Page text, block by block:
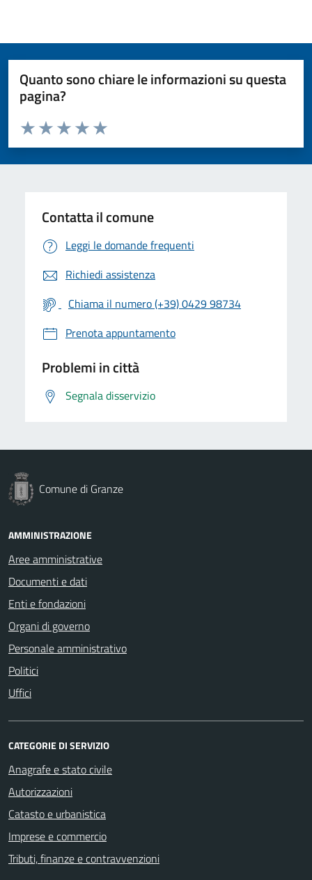
Quanto sono chiare le informazioni su questa
pagina?
Valuta da 1 a 5 stelle la pagina
Valuta 5 stelle su 5
Valuta 4 stelle su 5
Valuta 3 stelle su 5
Valuta 2 stelle su 5
Valuta 1 stelle su 5
Contatta il comune
Leggi le domande frequenti
Richiedi assistenza
Chiama il numero (+39) 0429 98734
Prenota appuntamento
Problemi in città
Segnala disservizio
Comune di Granze
AMMINISTRAZIONE
Aree amministrative
Documenti e dati
Enti e fondazioni
Organi di governo
Personale amministrativo
Politici
Uffici
CATEGORIE DI SERVIZIO
Anagrafe e stato civile
Autorizzazioni
Catasto e urbanistica
Imprese e commercio
Tributi, finanze e contravvenzioni